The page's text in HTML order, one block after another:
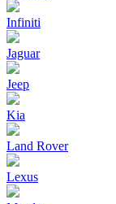
Infiniti
Jaguar
Jeep
Kia
Land Rover
Lexus